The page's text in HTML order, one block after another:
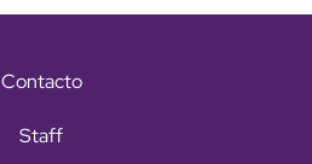
Contacto
Staff